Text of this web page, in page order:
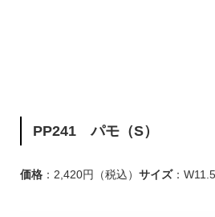
PP241 パモ（S）
価格：2,420円（税込） サイズ：